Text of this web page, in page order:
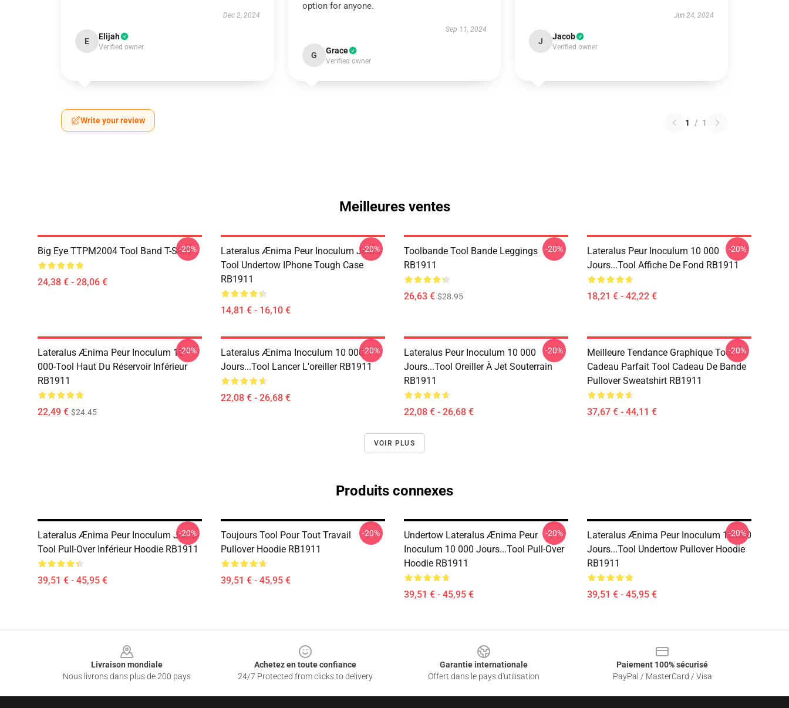
Dec 2, 2024
E Elijah
Verified owner
option for anyone.
Sep 11, 2024
G Grace
Verified owner
Jun 24, 2024
J Jacob
Verified owner
Write your review 1 / 1
Meilleures ventes
Big Eye TTPM2004 Tool Band T-Shirt
24,38 € - 28,06 €
-20%
Lateralus Ænima Peur Inoculum Jours-
Tool Undertow IPhone Tough Case
RB1911
14,81 € - 16,10 €
-20%
Toolbande Tool Bande Leggings
RB1911
26,63 € $28.95
-20%
Lateralus Peur Inoculum 10 000
Jours...tool Affiche De Fond RB1911
18,21 € - 42,22 €
-20%
Lateralus Ænima Peur Inoculum 10
000-Tool Haut Du Réservoir Inférieur
RB1911
22,49 € $24.45
-20%
Lateralus Ænima Inoculum 10 000
Jours...tool Lancer L'oreiller RB1911
22,08 € - 26,68 €
-20%
Lateralus Peur Inoculum 10 000
Jours...tool Oreiller À Jet Souterrain
RB1911
22,08 € - 26,68 €
-20%
Meilleure Tendance Graphique Tool
Cadeau Parfait Tool Cadeau De Bande
Pullover Sweatshirt RB1911
37,67 € - 44,11 €
-20%
VOIR PLUS
Produits connexes
Lateralus Ænima Peur Inoculum Jours-
Tool Pull-Over Inférieur Hoodie RB1911
39,51 € - 45,95 €
-20%
Toujours Tool Pour Tout Travail
Pullover Hoodie RB1911
39,51 € - 45,95 €
-20%
Undertow Lateralus Ænima Peur
Inoculum 10 000 Jours...tool Pull-Over
Hoodie RB1911
39,51 € - 45,95 €
-20%
Lateralus Ænima Peur Inoculum 10 000
Jours...tool Undertow Pullover Hoodie
RB1911
39,51 € - 45,95 €
-20%
Livraison mondiale
Nous livrons dans plus de 200 pays
Achetez en toute confiance
24/7 Protected from clicks to delivery
Garantie internationale
Offert dans le pays d'utilisation
Paiement 100% sécurisé
PayPal / MasterCard / Visa